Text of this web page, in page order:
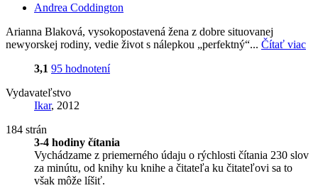
Andrea Coddington
Arianna Blaková, vysokopostavená žena z dobre situovanej
newyorskej rodiny, vedie život s nálepkou „perfektný“... Čítať viac
3,1 95 hodnotení
Vydavateľstvo
Ikar, 2012
184 strán
3-4 hodiny čítania
Vychádzame z priemerného údaju o rýchlosti čítania 230 slov
za minútu, od knihy ku knihe a čitateľa ku čitateľovi sa to
však môže líšiť.